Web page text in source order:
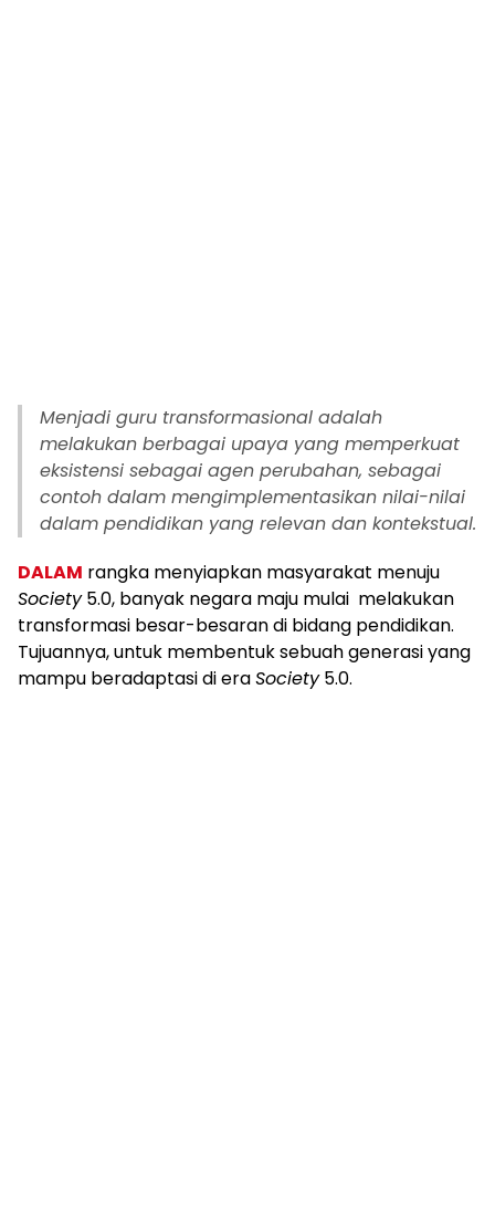
Menjadi guru transformasional adalah
melakukan berbagai upaya yang memperkuat
eksistensi sebagai agen perubahan, sebagai
contoh dalam mengimplementasikan nilai-nilai
dalam pendidikan yang relevan dan kontekstual.
DALAM rangka menyiapkan masyarakat menuju
Society5.0, banyak negara maju mulai melakukan
transformasi besar-besaran di bidang pendidikan.
Tujuannya, untuk membentuk sebuah generasi yang
mampu beradaptasi di eraSociety5.0.